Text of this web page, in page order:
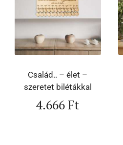
Család.. – élet –
szeretet bilétákkal
4.666Ft